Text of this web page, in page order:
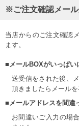
※ご注文確認メー
当店からのご注文確認
ます。
■メールBOXがいっぱい
送受信をされた後、
頂きましたらメールを
■メールアドレスを間違
お間違いご入力の場